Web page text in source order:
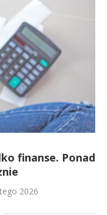
finanse. Ponad
2026